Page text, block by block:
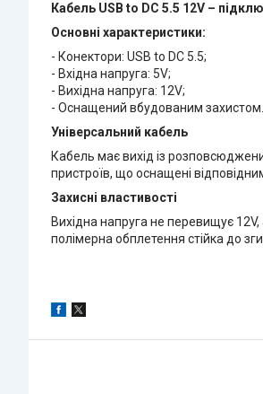
Кабель USB to DC 5.5 12V –
Основні характеристики:
- Конектори: USB to DC 5.5;
- Вхідна напруга: 5V;
- Вихідна напруга: 12V;
- Оснащений вбудованим захистом.
Універсальний кабель
Кабель має вихід із
пристроїв, що оснащені
Захисні властивості
Вихідна напруга не перевищує
полімерна обплетення стійка до